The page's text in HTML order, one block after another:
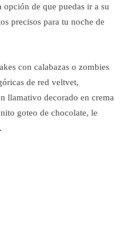
opción de que puedas ir a su
precisos para tu noche de
con calabazas o zombies
de red veltvet,
llamativo decorado en crema
goteo de chocolate, le